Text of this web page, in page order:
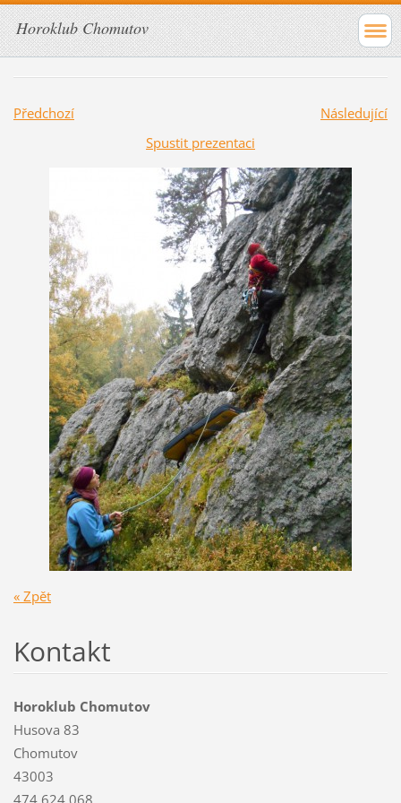
Horoklub Chomutov
Předchozí
Následující
Spustit prezentaci
« Zpět
Kontakt
Horoklub Chomutov
Husova 83
Chomutov
43003
474 624 068